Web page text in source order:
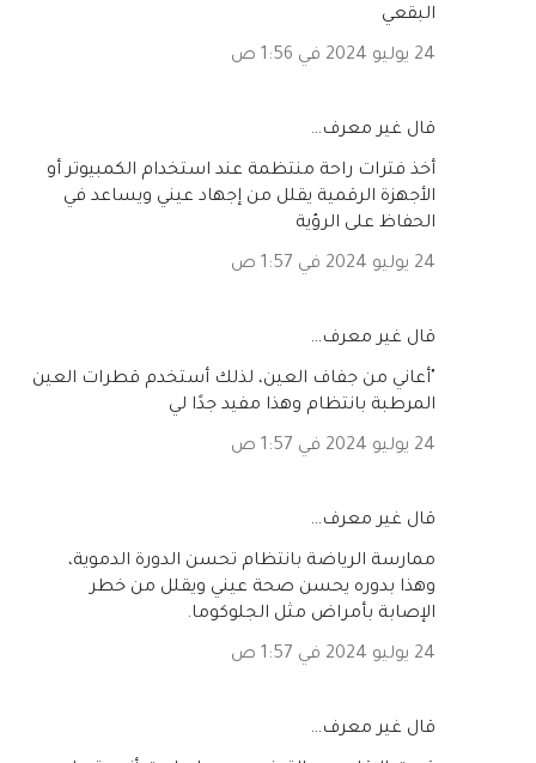
البقعي
24 يوليو 2024 في 1:56 ص
‏قال غير معرف…
أخذ فترات راحة منتظمة عند استخدام الكمبيوتر أو
الأجهزة الرقمية يقلل من إجهاد عيني ويساعد في
الحفاظ على الرؤية
24 يوليو 2024 في 1:57 ص
‏قال غير معرف…
"أعاني من جفاف العين، لذلك أستخدم قطرات العين
المرطبة بانتظام وهذا مفيد جدًا لي
24 يوليو 2024 في 1:57 ص
‏قال غير معرف…
ممارسة الرياضة بانتظام تحسن الدورة الدموية،
وهذا بدوره يحسن صحة عيني ويقلل من خطر
الإصابة بأمراض مثل الجلوكوما.
24 يوليو 2024 في 1:57 ص
‏قال غير معرف…